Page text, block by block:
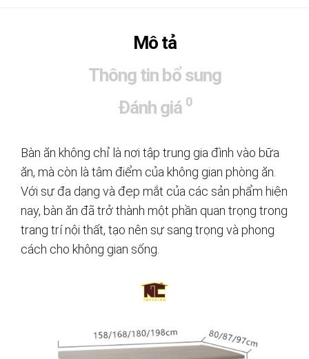
Mô tả
Thông tin bổ sung
Đánh giá 0
Bàn ăn không chỉ là nơi tập trung gia đình vào bữa
ăn, mà còn là tâm điểm của không gian phòng ăn.
Với sự đa dạng và đẹp mắt của các sản phẩm hiện
nay, bàn ăn đã trở thành một phần quan trọng trong
trang trí nội thất, tạo nên sự sang trọng và phong
cách cho không gian sống.